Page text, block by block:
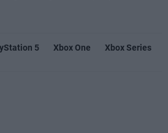
5 Xbox One
Xbox Series